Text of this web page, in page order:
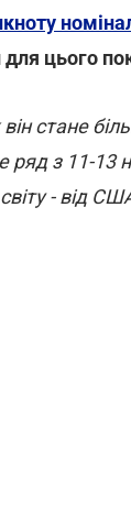
цього
він стане
ряд з 11-13
- від